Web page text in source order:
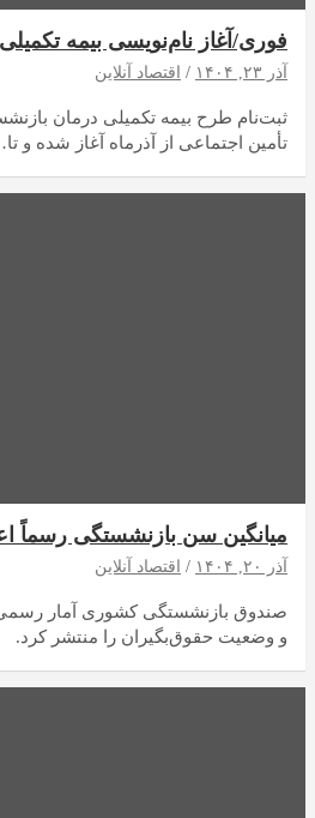
فوری/آغاز نام‌نویسی بیمه
آذر ۲۳, ۱۴۰۴ اقتصاد آنلاین
ثبت‌نام طرح بیمه تکمیلی درمان
تأمین اجتماعی از آذرماه آغاز شده و
میانگین سن بازنشستگی رسماً
آذر ۲۰, ۱۴۰۴ اقتصاد آنلاین
صندوق بازنشستگی کشوری آمار
و وضعیت حقوق‌بگیران را منتشر کرد.